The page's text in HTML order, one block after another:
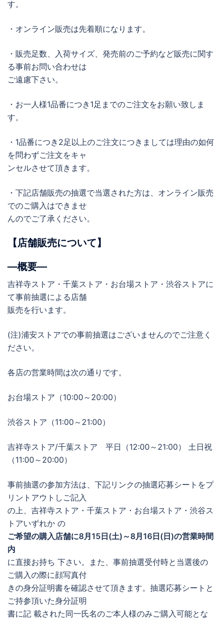
す。
・オンライン販売は先着順になります。
・販売足数、入荷サイズ、発売前のご予約など販売に関す
る事前お問い合わせは
ご遠慮下さい。
・お一人様1品番につき1足までのご注文をお願い致しま
す。
・1品番につき2足以上のご注文につきましては理由の如何
を問わずご注文をキャ
ンセルさせて頂きます。
・下記店舗販売の抽選で当選された方は、オンライン販売
でのご購入はできませ
んのでご了承ください。
【店舗販売について】
―概要―
吉祥寺ストア・千葉ストア・お台場ストア・渋谷ストアに
て事前抽選による店舗
販売を行います。
(注)浦安ストアでの事前抽選はございませんのでご注意く
ださい。
各店の営業時間は次の通りです。
お台場ストア（10:00～20:00）
渋谷ストア（11:00～21:00）
吉祥寺ストア/千葉ストア 平日（12:00～21:00） 土日祝
（11:00～20:00）
事前抽選の参加方法は、下記リンクの抽選応募シートをプ
リントアウトしご記入
の上、吉祥寺ストア・千葉ストア・お台場ストア・渋谷ス
トアいずれか の
ご希望の購入店舗に8月15日(土)～8月16日(日)の営業時間
内
に直接お持ち 下さい。また、事前抽選受付時と当選後の
ご購入の際に顔写真付
きの身分証明書を確認させて頂きます。抽選応募シートと
ご持参頂いた身分証明
書に記 載された同一氏名のご本人様のみご購入可能とな